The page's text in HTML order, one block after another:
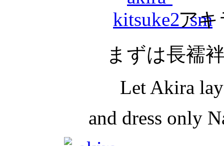
アキ
まずは長襦
Let Akira
and dress only